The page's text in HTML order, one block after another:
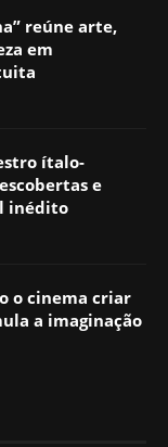
reúne arte,
em
ítalo-
e
inédito
o cinema criar
a imaginação